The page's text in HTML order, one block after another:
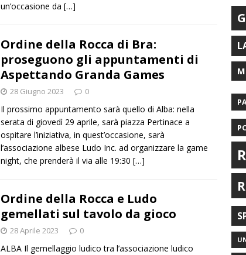
un’occasione da […]
Ordine della Rocca di Bra:
proseguono gli appuntamenti di
Aspettando Granda Games
28 Giugno 2023 0
Il prossimo appuntamento sarà quello di Alba: nella
serata di giovedì 29 aprile, sarà piazza Pertinace a
ospitare l’iniziativa, in quest’occasione, sarà
l’associazione albese Ludo Inc. ad organizzare la game
night, che prenderà il via alle 19:30 […]
Ordine della Rocca e Ludo
gemellati sul tavolo da gioco
28 Aprile 2023 0
ALBA Il gemellaggio ludico tra l’associazione ludico